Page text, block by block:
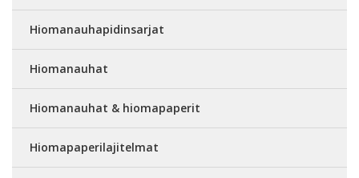
Hiomanauhapidinsarjat
Hiomanauhat
Hiomanauhat & hiomapaperit
Hiomapaperilajitelmat